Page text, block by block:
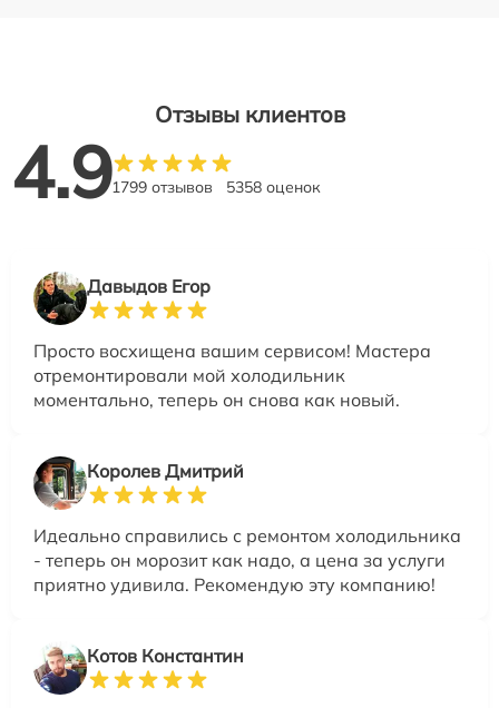
Отзывы клиентов
4.91799 отзывов 5358 оценок
Давыдов Егор
Просто восхищена вашим сервисом! Мастера
отремонтировали мой холодильник
моментально, теперь он снова как новый.
Королев Дмитрий
Идеально справились с ремонтом холодильника
- теперь он морозит как надо, а цена за услуги
приятно удивила. Рекомендую эту компанию!
Котов Константин